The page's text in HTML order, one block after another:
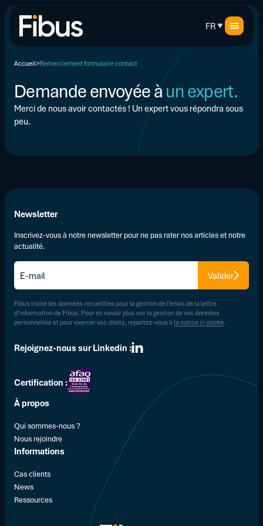
FR
Accueil Remerciement formulaire contact
Demande envoyée àun expert.
Merci de nous avoir contactés ! Un expert vous répondra sous
peu.
Newsletter
Inscrivez-vous à notre newsletter pour ne pas rater nos articles et notre
actualité.
E-
mail* Valider
Fibus traite les données recueillies pour la gestion de l’envoi de la lettre
d’information de Fibus. Pour en savoir plus sur la gestion de vos données
personnelles et pour exercer vos droits, reportez-vous à la notice ci-jointe.
Rejoignez-nous sur Linkedin :
Certification :
À propos
Qui sommes-nous ?
Nous rejoindre
Informations
Cas clients
News
Ressources